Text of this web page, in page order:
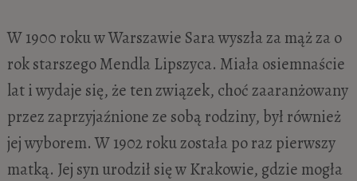
W 1900 roku w Warszawie Sara wyszła za mąż za o
rok starszego Mendla Lipszyca. Miała osiemnaście
lat i wydaje się, że ten związek, choć zaaranżowany
przez zaprzyjaźnione ze sobą rodziny, był również
jej wyborem. W 1902 roku została po raz pierwszy
matką. Jej syn urodził się w Krakowie, gdzie mogła